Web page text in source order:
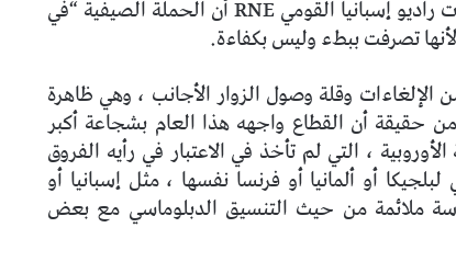
يؤكد رئيس مجلس السياحة ، خوان مولاس ، في ميكروفونات راديو إسبانيا القومي RNE أن الحملة الصيفية “في
تصرفت ببطء وليس بكفاءة.
وقلة وصول الزوار الأجانب ، وهي ظاهرة
حقيقة أن القطاع واجهه هذا العام بشجاعة أكبر
، التي لم تأخذ في الاعتبار في رأيه الفروق
أو ألمانيا أو فرنسا نفسها ، مثل إسبانيا أو
ملائمة من حيث التنسيق الدبلوماسي مع بعض